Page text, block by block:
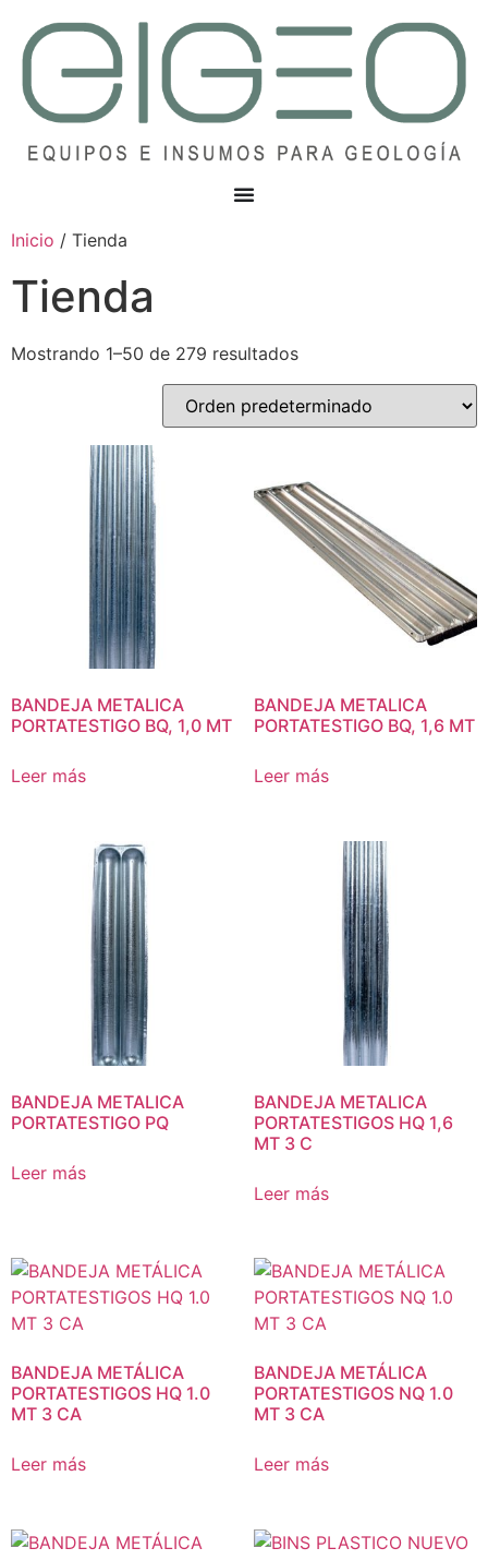
Inicio / Tienda
Tienda
Mostrando 1–50 de 279 resultados
BANDEJA METALICA
PORTATESTIGO BQ, 1,0 MT
Leer más
BANDEJA METALICA
PORTATESTIGO BQ, 1,6 MT
Leer más
BANDEJA METALICA
PORTATESTIGO PQ
Leer más
BANDEJA METALICA
PORTATESTIGOS HQ 1,6
MT 3 C
Leer más
BANDEJA METÁLICA
PORTATESTIGOS HQ 1.0
MT 3 CA
Leer más
BANDEJA METÁLICA
PORTATESTIGOS NQ 1.0
MT 3 CA
Leer más